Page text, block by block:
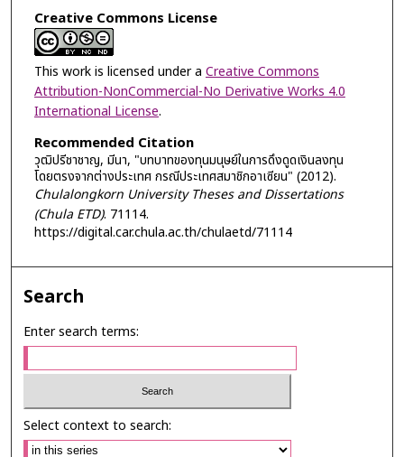
Creative Commons License
This work is licensed under a Creative Commons
Attribution-NonCommercial-No Derivative Works 4.0
International License.
Recommended Citation
วุฒิปรีชาชาญ, มีนา, "บทบาทของทุนมนุษย์ในการดึงดูดเงินลงทุน
โดยตรงจากต่างประเทศ กรณีประเทศสมาชิกอาเซียน" (2012).
Chulalongkorn University Theses and Dissertations
(Chula ETD). 71114.
https://digital.car.chula.ac.th/chulaetd/71114
Search
Enter search terms:
Select context to search: